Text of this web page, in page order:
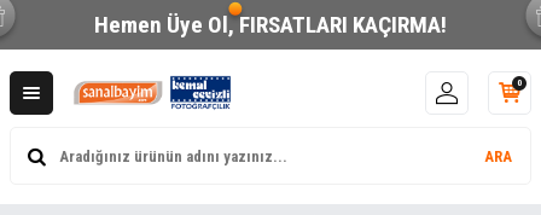
Hemen Üye Ol,FIRSATLARI KAÇIRMA!
ARA
0